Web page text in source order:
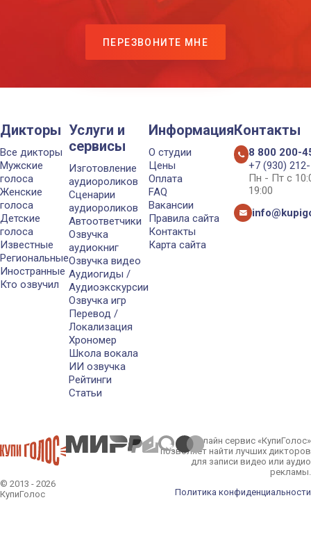
ПЕРЕЗВОНИТЕ МНЕ
Дикторы
Все дикторы
Мужские
голоса
Женские
голоса
Детские
голоса
Известные
Региональные
Иностранные
Кто озвучил
Услуги и
сервисы
Изготовление
аудиороликов
Сценарии
аудиороликов
Автоответчики
Озвучка
аудиокниг
Озвучка видео
Аудиогиды /
Аудиоэкскурсии
Озвучка игр
Перевод /
Локализация
Хрономер
Школа вокала
ИИ озвучка
Рейтинги
Статьи
Информация
О студии
Цены
Оплата
FAQ
Вакансии
Правила сайта
Контакты
Карта сайта
Контакты
8 800 200-
+7 (930)
Пн - Пт с
19:00
© 2013 - 2026
КупиГолос
Онлайн сервис «КупиГолос»
позволяет найти лучших дикторов
для записи видео или аудио
рекламы.
Политика конфиденциальности